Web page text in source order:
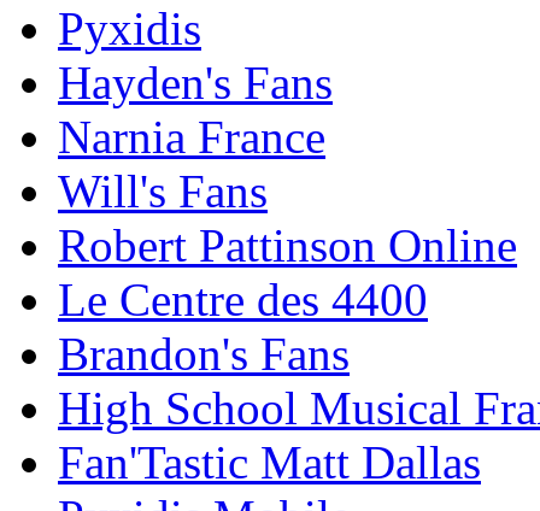
Pyxidis
Hayden's Fans
Narnia France
Will's Fans
Robert Pattinson Online
Le Centre des 4400
Brandon's Fans
High School Musical
Fan'Tastic Matt Dallas